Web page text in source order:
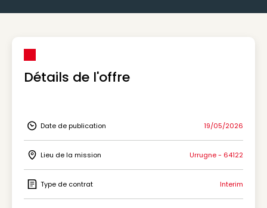
Détails de l'offre
Icon Date de publication
Date de publication 19/05/2026
Icon Lieu de la mission
Lieu de la mission Urrugne - 64122
Icon Type de contrat
Type de contrat Interim